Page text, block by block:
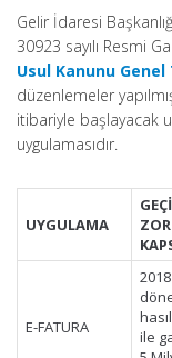
Gelir İdaresi
30923 sayılı Resmi
Usul Kanunu Genel
düzenlemeler
itibariyle başlayacak
uygulamasıdır.
UYGULAMA
E-FATURA
ile